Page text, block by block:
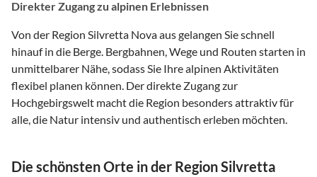
Direkter Zugang zu alpinen Erlebnissen
Von der Region Silvretta Nova aus gelangen Sie schnell
hinauf in die Berge. Bergbahnen, Wege und Routen starten in
unmittelbarer Nähe, sodass Sie Ihre alpinen Aktivitäten
flexibel planen können. Der direkte Zugang zur
Hochgebirgswelt macht die Region besonders attraktiv für
alle, die Natur intensiv und authentisch erleben möchten.
Die schönsten Orte in der Region Silvretta